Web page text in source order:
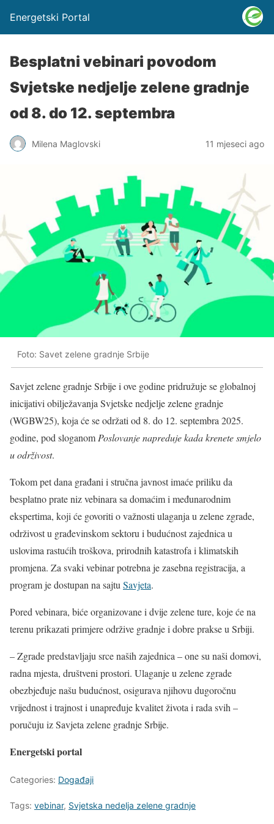
Energetski Portal
Besplatni vebinari povodom
Svjetske nedjelje zelene gradnje
od 8. do 12. septembra
Milena Maglovski 11 mjeseci ago
Foto: Savet zelene gradnje Srbije
Savjet zelene gradnje Srbije i ove godine pridružuje se globalnoj
inicijativi obilježavanja Svjetske nedjelje zelene gradnje
(WGBW25), koja će se održati od 8. do 12. septembra 2025.
godine, pod sloganom Poslovanje napreduje kada krenete smjelo
u održivost.
Tokom pet dana građani i stručna javnost imaće priliku da
besplatno prate niz vebinara sa domaćim i međunarodnim
ekspertima, koji će govoriti o važnosti ulaganja u zelene zgrade,
održivost u građevinskom sektoru i budućnost zajednica u
uslovima rastućih troškova, prirodnih katastrofa i klimatskih
promjena. Za svaki vebinar potrebna je zasebna registracija, a
program je dostupan na sajtu Savjeta.
Pored vebinara, biće organizovane i dvije zelene ture, koje će na
terenu prikazati primjere održive gradnje i dobre prakse u Srbiji.
– Zgrade predstavljaju srce naših zajednica – one su naši domovi,
radna mjesta, društveni prostori. Ulaganje u zelene zgrade
obezbjeđuje našu budućnost, osigurava njihovu dugoročnu
vrijednost i trajnost i unapređuje kvalitet života i rada svih –
poručuju iz Savjeta zelene gradnje Srbije.
Energetski portal
Categories: Događaji
Tags: vebinar, Svjetska nedelja zelene gradnje